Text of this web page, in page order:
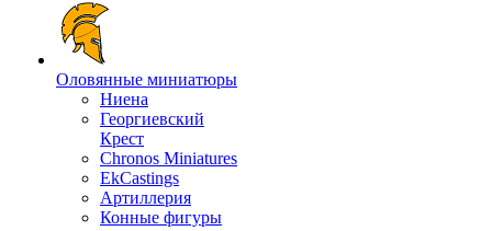
Оловянные миниатюры
Ниена
Георгиевский
Крест
Chronos Miniatures
EkCastings
Артиллерия
Конные фигуры